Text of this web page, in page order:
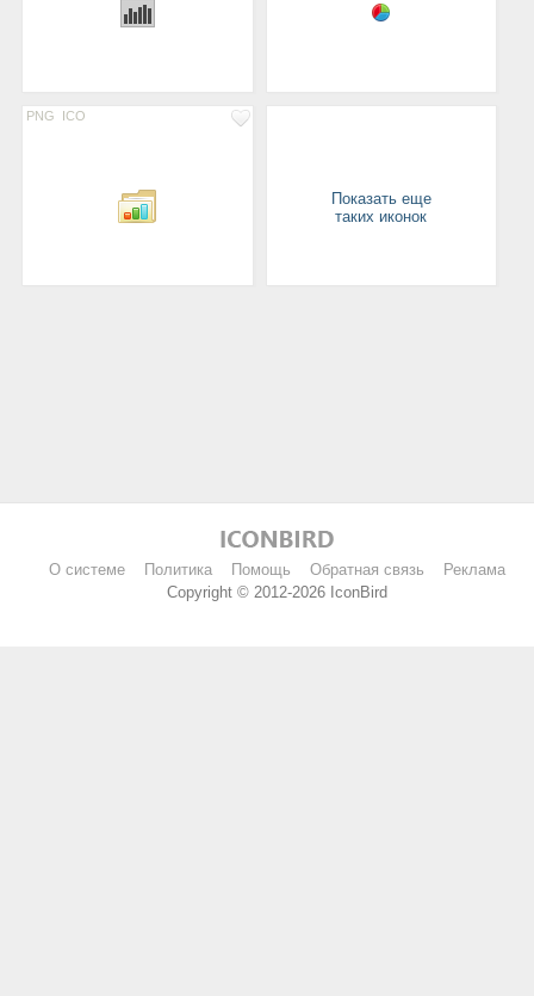
PNG ICO
Показать еще
таких иконок
О системе Политика Помощь Обратная связь
Реклама
Copyright © 2012-2026 IconBird